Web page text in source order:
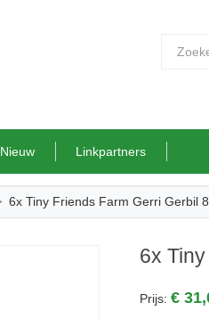
Nieuw Linkpartners
6x Tiny Friends Farm Gerri Gerbil
6x
Prijs:€